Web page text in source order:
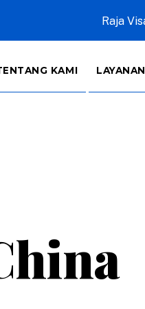
Raja
KAMI LAYANAN